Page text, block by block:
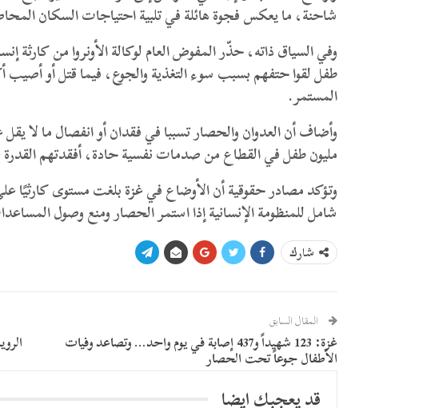
شاحنة، ما يعكس فجوة هائلة في تلبية احتياجات السكان
المستمر.
مليون طفل في القطاع من صدمات نفسية حادة، أفقدتهم القدرة
وتؤكد مصادر حقوقية أن الأوضاع في غزة بلغت مستوى كارثيًا
شامل للمنظومة الإنسانية إذا استمر الحصار ومنع وصول
شارك
المقال السابق
غزة: 123 شهيداً و437 إصابة في يوم واحد… وتصاعد وفيات
الأطفال جوعاً تحت الحصار
قد يعجبك ايضا